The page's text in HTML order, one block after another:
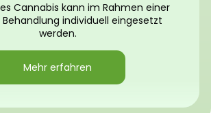
Cannabis kann im Rahmen einer
individuell eingesetzt
werden.
Mehr erfahren